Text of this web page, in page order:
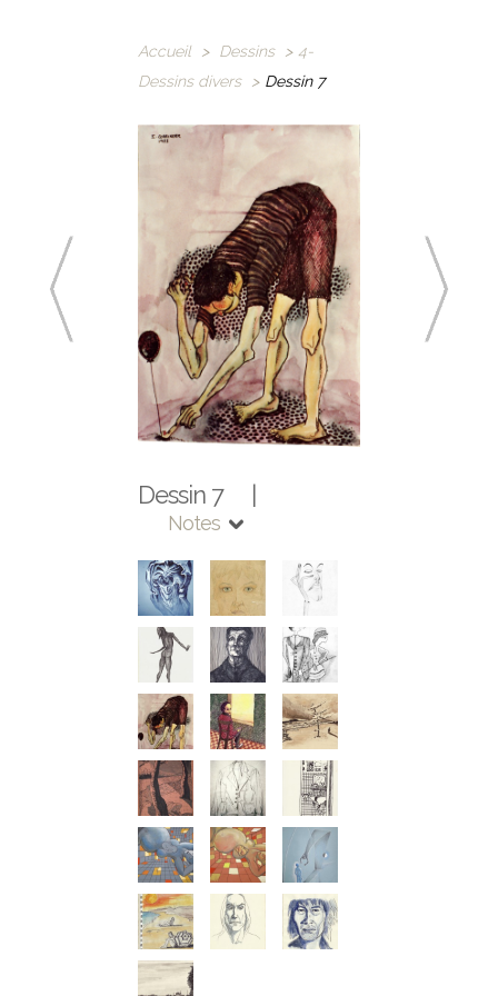
Accueil > Dessins > 4-
Dessins divers
> Dessin 7
Dessin 7 |
Notes